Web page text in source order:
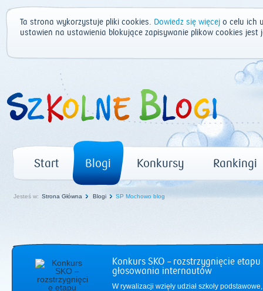
Ta strona wykorzystuje pliki cookies. Dowiedz się więcej o celu ich
ustawień na ustawienia blokujące zapisywanie plików cookies
Start Blogi Konkursy Rankingi
Jesteś w: Strona Główna Blogi SP Mochowo blog
Konkurs SKO – rozstrzygnięcie
głosowania internautów
W rywalizacji wzięły udział szkoły